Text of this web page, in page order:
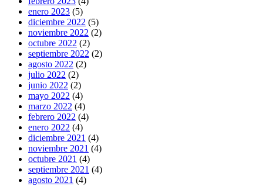
enero 2023 (5)
diciembre 2022 (5)
noviembre 2022 (2)
octubre 2022 (2)
septiembre 2022 (2)
agosto 2022 (2)
julio 2022 (2)
junio 2022 (2)
mayo 2022 (4)
marzo 2022 (4)
febrero 2022 (4)
enero 2022 (4)
diciembre 2021 (4)
noviembre 2021 (4)
octubre 2021 (4)
septiembre 2021 (4)
agosto 2021 (4)